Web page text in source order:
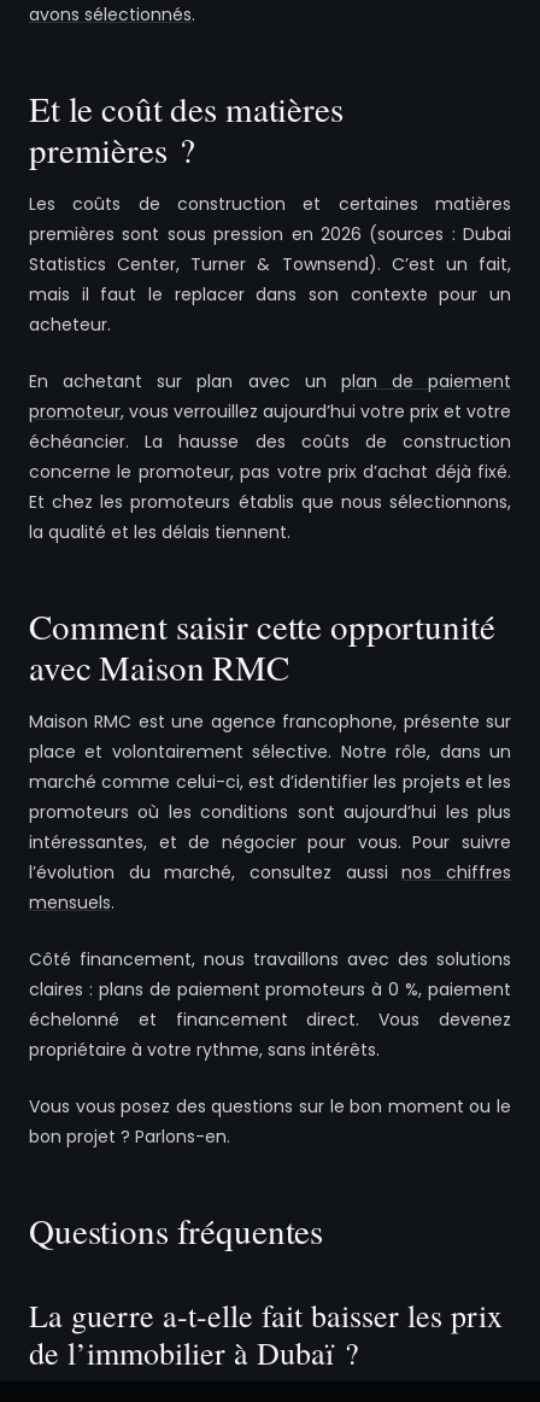
avons sélectionnés.
Et le coût des matières
premières ?
Les coûts de construction et certaines matières
premières sont sous pression en 2026 (sources : Dubai
Statistics Center, Turner & Townsend). C’est un fait,
mais il faut le replacer dans son contexte pour un
acheteur.
En achetant sur plan avec un plan de paiement
promoteur, vous verrouillez aujourd’hui votre prix et votre
échéancier. La hausse des coûts de construction
concerne le promoteur, pas votre prix d’achat déjà fixé.
Et chez les promoteurs établis que nous sélectionnons,
la qualité et les délais tiennent.
Comment saisir cette opportunité
avec Maison RMC
Maison RMC est une agence francophone, présente sur
place et volontairement sélective. Notre rôle, dans un
marché comme celui-ci, est d’identifier les projets et les
promoteurs où les conditions sont aujourd’hui les plus
intéressantes, et de négocier pour vous. Pour suivre
l’évolution du marché, consultez aussinos chiffres
mensuels.
Côté financement, nous travaillons avec des solutions
claires : plans de paiement promoteurs à 0 %, paiement
échelonné et financement direct. Vous devenez
propriétaire à votre rythme, sans intérêts.
Vous vous posez des questions sur le bon moment ou le
bon projet ? Parlons-en.
Questions fréquentes
La guerre a-t-elle fait baisser les prix
de l’immobilier à Dubaï ?